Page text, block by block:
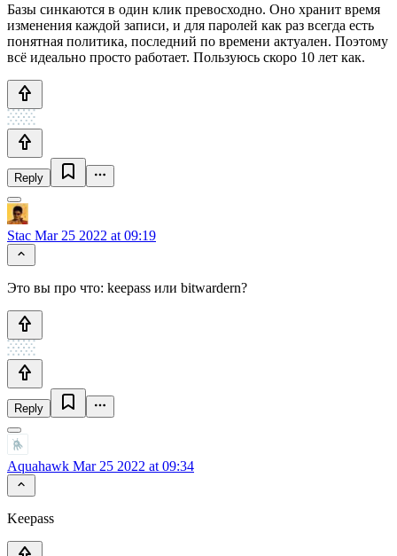
Базы синкаются в один клик превосходно. Оно хранит время
изменения каждой записи, и для паролей как раз всегда есть
понятная политика, последний по времени актуален. Поэтому
всё идеально просто работает. Пользуюсь скоро 10 лет как.
Reply
Stac Mar 25 2022 at 09:19
Это вы про что: keepass или bitwardern?
Reply
Aquahawk Mar 25 2022 at 09:34
Keepass